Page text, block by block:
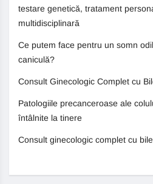
testare genetică, tratament
multidisciplinară
Ce putem face pentru un somn
caniculă?
Consult Ginecologic Complet cu
Patologiile precanceroase ale
întâlnite la tinere
Consult ginecologic complet cu